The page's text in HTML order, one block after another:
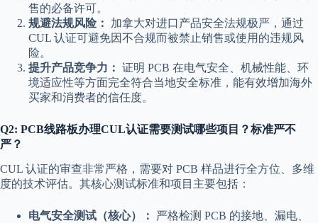
售的必备许可。
规避法规风险：
加拿大对进口产品安全法规极严，通过
CUL 认证可避免因不合规而被禁止销售或使用的违规风
险。
提升产品竞争力： 证明 PCB 在电气安全、机械性能、环
境适应性等方面完全符合当地安全标准，能有效增加海外
买家和消费者的信任度。
Q2: PCB线路板办理CUL认证需要测试哪些项目？标准严不
严？
CUL 认证的审查非常严格，需要对 PCB 样品进行全方位、多维
度的技术评估。其核心测试标准和项目主要包括：
电气安全测试（核心）：
严格检测 PCB 的接地、漏电、